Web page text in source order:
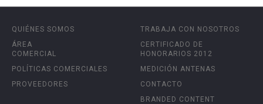
QUIÉNES SOMOS
ÁREA
COMERCIAL
POLÍTICAS COMERCIALES
PROVEEDORES
TRABAJA CON NOSOTROS
CERTIFICADO DE
HONORARIOS 2012
MEDICIÓN ANTENAS
CONTACTO
BRANDED CONTENT